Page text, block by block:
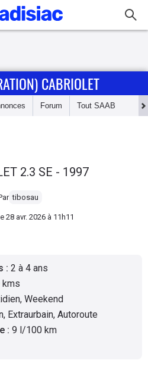
CABRIOLET
Forum Tout SAAB
2.3 SE - 1997
tibosau
le 28 avr. 2026 à 11h11
: 2 à 4 ans
kms
Weekend
Extraurbain, Autoroute
: 9 l/100 km